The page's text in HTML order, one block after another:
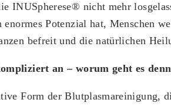
INUSpherese® nicht mehr
Potenzial hat, Menschen
befreit und die natürlichen
an – worum geht es
Form der Blutplasmareinigung,